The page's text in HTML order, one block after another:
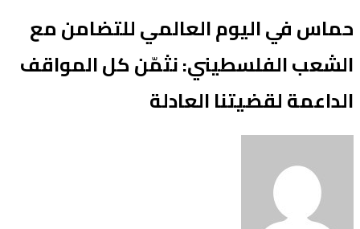
حماس في اليوم العالمي للتضامن مع
الشعب الفلسطيني: نثمّن كل المواقف
الداعمة لقضيتنا العادلة